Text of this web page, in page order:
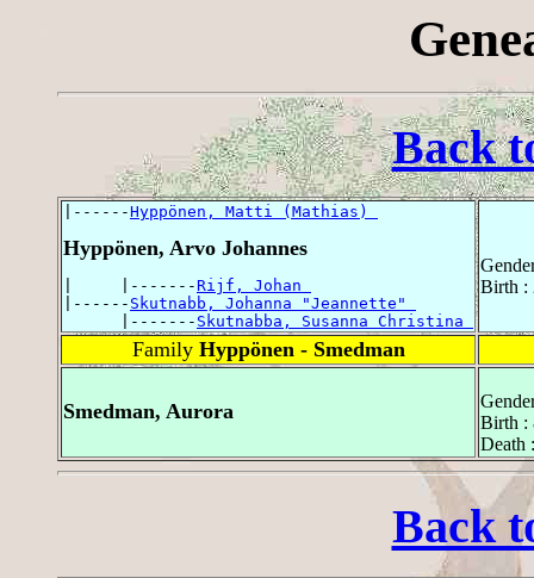
Back
|------Hyppönen, Matti (Mathias)
Hyppönen, Arvo Johannes
|     |-------Rijf, Johan
|------ Skutnabb, Johanna "Jeannette"
      |-------
Skutnabba, Susanna Christina
Birth :
Family Hyppönen - Smedman
Smedman, Aurora
Birth :
Death
Back